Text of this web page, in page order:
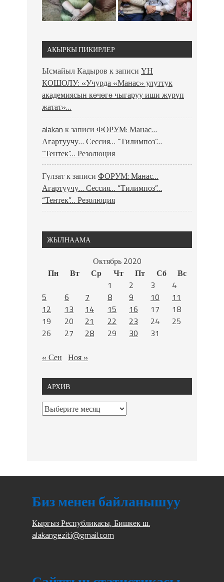
АКЫРКЫ ПИКИРЛЕР
Ысмайыл Кадыров к записи ҮН
КОШОЛУ: «Учурда «Манас» улуттук
академиясын көчөгө чыгаруу иши жүрүп
жатат»…
alakan к записи ФОРУМ: Манас…
Агартуучу… Сессия… “Тилимпоз”…
“Тентек”… Резолюция
Гүлзатк записи ФОРУМ: Манас…
Агартуучу… Сессия… “Тилимпоз”…
“Тентек”… Резолюция
ЖЫЛНААМА
Октябрь 2020
Пн
Вт Ср Чт Пт Сб
Вс
1
2 3
4
5
6 7 8 9 10
11
12
13 14 15 16 17
18
19
20 21 22 23 24
25
26
27 28 29 30
31
« Сен Ноя »
АРХИВ
Биз менен байланышуу
Кыргыз Республикасы, Бишкек ш.
alakangeziti@gmail.com